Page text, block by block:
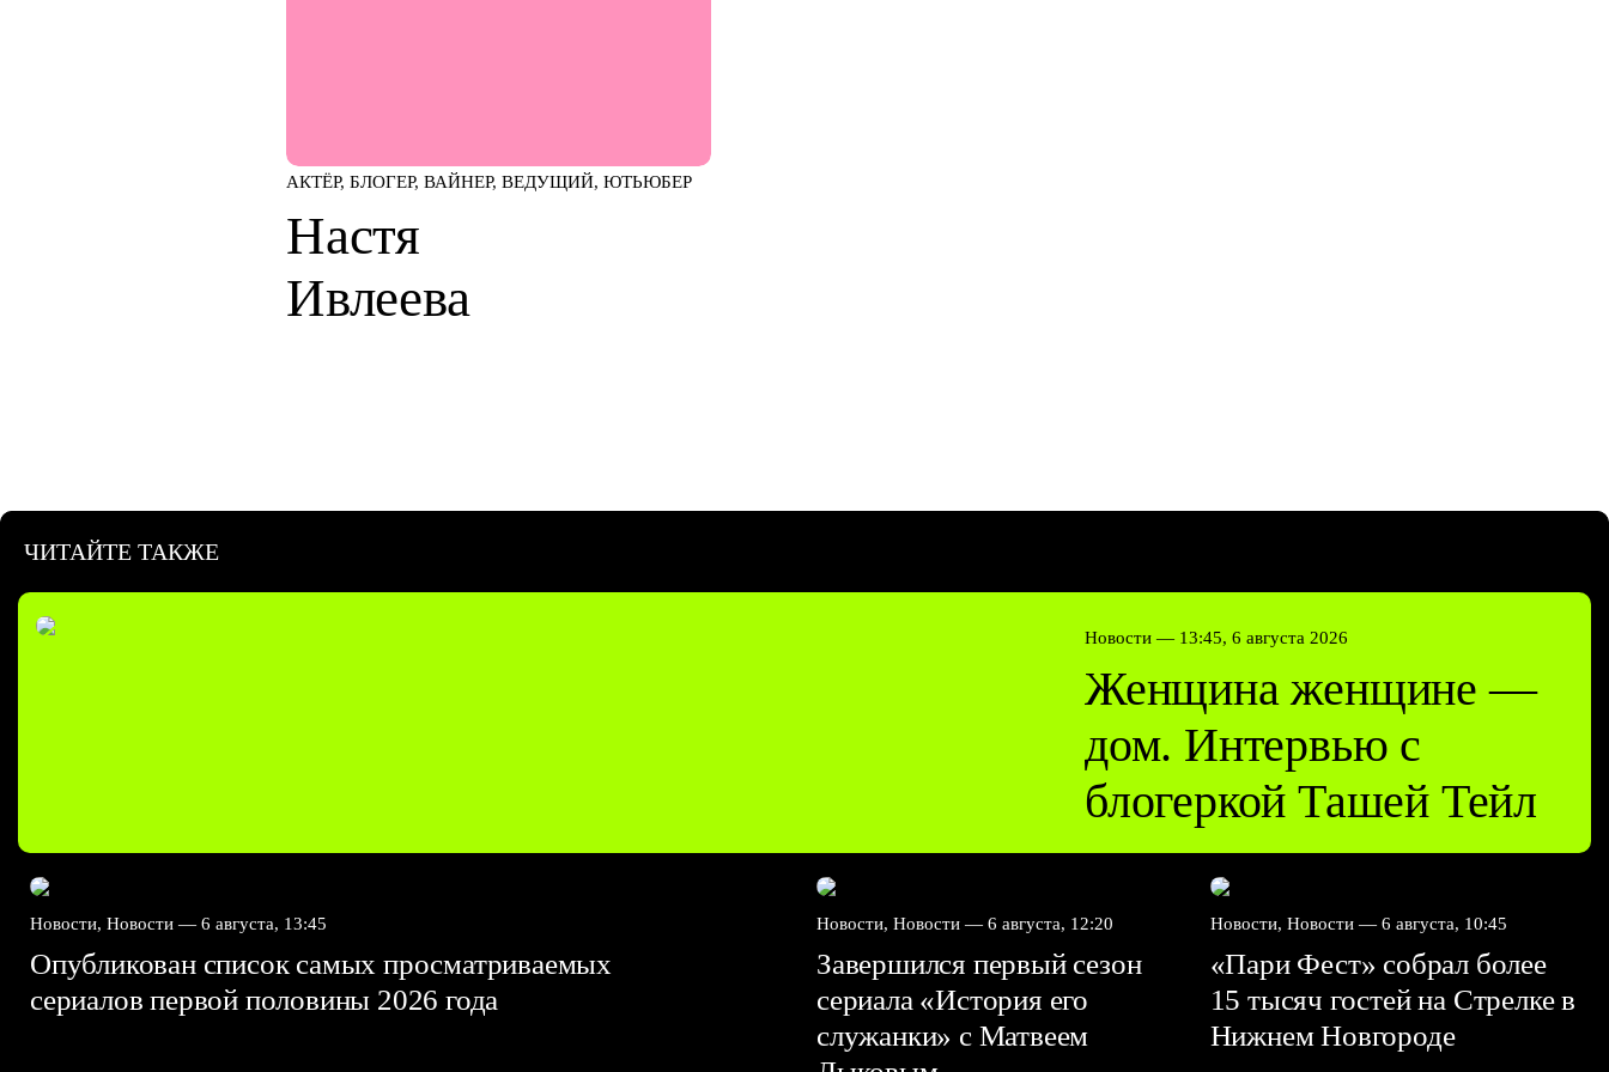
АКТЁР, БЛОГЕР, ВАЙНЕР, ВЕДУЩИЙ, ЮТЬЮБЕР
Настя
Ивлеева
ЧИТАЙТЕ ТАКЖЕ
Новости — 13:45, 6 августа 2026
Женщина женщине —
дом. Интервью с
блогеркой Ташей Тейл
Новости, Новости — 6 августа, 13:45
Опубликован список самых просматриваемых
сериалов первой половины 2026 года
Новости, Новости — 6 августа, 12:20
Завершился первый сезон
сериала «История его
служанки» с Матвеем
Новости, Новости — 6 августа, 10:45
«Пари Фест» собрал более
15 тысяч гостей на Стрелке в
Нижнем Новгороде